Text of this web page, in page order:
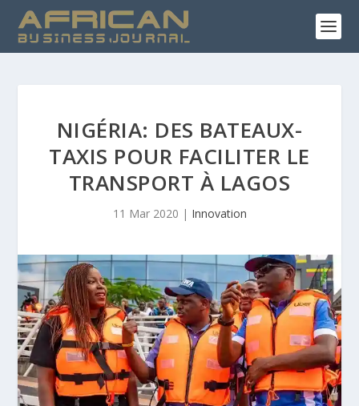
NIGÉRIA: DES BATEAUX-
TAXIS POUR FACILITER LE
TRANSPORT À LAGOS
11 Mar 2020 | Innovation